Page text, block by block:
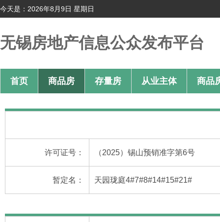
今天是：2026年8月9日 星期日
无锡房地产信息公众发布平台
首页 商品房 存量房 从业主体 商品
许可证号： （2025）锡山预销准字第6号
暂定名： 天园珑庭4#7#8#14#15#21#